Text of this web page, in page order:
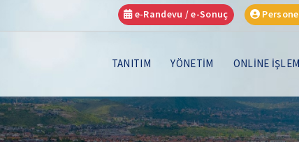
e-Randevu / e-Sonuç
TANITIM YÖNETİM ONLİNE